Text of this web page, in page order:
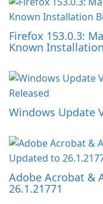
Firefox 153.0.3:
Known
Windows Update
Adobe Acrobat &
26.1.21771